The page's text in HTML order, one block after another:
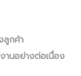
กค้า
านอย่างต่อเนื่อง